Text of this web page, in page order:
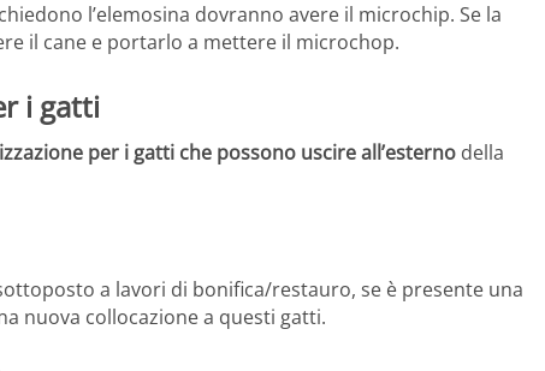
l’elemosina dovranno avere il microchip. Se la
il cane e portarlo a mettere il microchop.
i gatti
per i gatti che possono uscire all’esterno della
a lavori di bonifica/restauro, se è presente una
nuova collocazione a questi gatti.